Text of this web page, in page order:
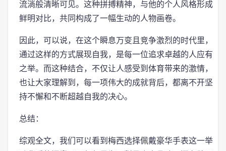
流淌般清晰可见。这种拼搏精神，与他的个人风格形成
鲜明对比，共同构成了一幅生动的人物画卷。
因此，可以说，在这个瞬息万变且竞争激烈的时代里，
通过这样的方式展现自我，是每一位追求卓越的人应有
之举。而这种结合，不仅让人感受到体育带来的激情，
也让大家理解到，每一项伟大的成就背后，都离不开坚
持不懈和不断超越自我的决心。
总结：
综观全文，我们可以看到梅西选择佩戴豪华手表这一举